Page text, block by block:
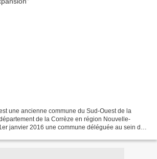
une ancienne commune du Sud-Ouest de la
de la Corrèze en région Nouvelle-
janvier 2016 une commune déléguée au sein de